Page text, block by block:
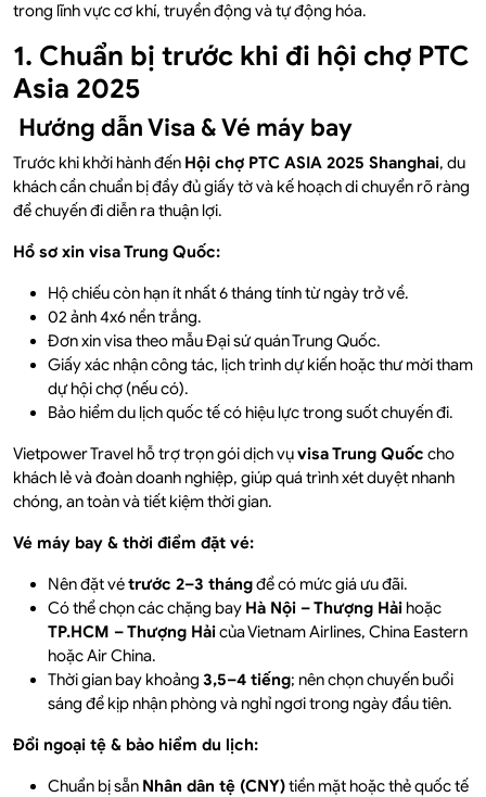
trong lĩnh vực cơ khí, truyền động và tự động hóa.
1. Chuẩn bị trước khi đi hội chợ PTC
Asia 2025
Hướng dẫn Visa & Vé máy bay
Trước khi khởi hành đến Hội chợ PTC ASIA 2025 Shanghai, du
khách cần chuẩn bị đầy đủ giấy tờ và kế hoạch di chuyển rõ ràng
để chuyến đi diễn ra thuận lợi.
Hồ sơ xin visa Trung Quốc:
Hộ chiếu còn hạn ít nhất 6 tháng tính từ ngày trở về.
02 ảnh 4x6 nền trắng.
Đơn xin visa theo mẫu Đại sứ quán Trung Quốc.
Giấy xác nhận công tác, lịch trình dự kiến hoặc thư mời tham
dự hội chợ (nếu có).
Bảo hiểm du lịch quốc tế có hiệu lực trong suốt chuyến đi.
Vietpower Travel hỗ trợ trọn gói dịch vụvisa Trung Quốc cho
khách lẻ và đoàn doanh nghiệp, giúp quá trình xét duyệt nhanh
chóng, an toàn và tiết kiệm thời gian.
Vé máy bay & thời điểm đặt vé:
Nên đặt vétrước 2–3 thángđể có mức giá ưu đãi.
Có thể chọn các chặng bay Hà Nội – Thượng Hải hoặc
TP.HCM – Thượng Hảicủa Vietnam Airlines, China Eastern
hoặc Air China.
Thời gian bay khoảng 3,5–4 tiếng; nên chọn chuyến buổi
sáng để kịp nhận phòng và nghỉ ngơi trong ngày đầu tiên.
Đổi ngoại tệ & bảo hiểm du lịch:
Chuẩn bị sẵn Nhân dân tệ (CNY)tiền mặt hoặc thẻ quốc tế